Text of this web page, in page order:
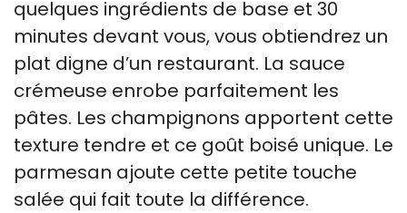
quelques ingrédients de base et 30
minutes devant vous, vous obtiendrez un
plat digne d’un restaurant. La sauce
crémeuse enrobe parfaitement les
pâtes. Les champignons apportent cette
texture tendre et ce goût boisé unique. Le
parmesan ajoute cette petite touche
salée qui fait toute la différence.